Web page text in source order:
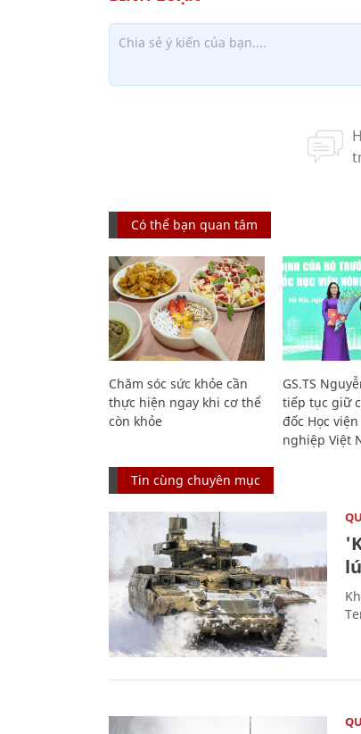
Có thể bạn quan tâm
Chăm sóc sức khỏe cần
thực hiện ngay khi cơ thể
còn khỏe
GS.TS
tiếp tục giữ
đốc Học
nghiệp Việt
Tin cùng chuyên mục